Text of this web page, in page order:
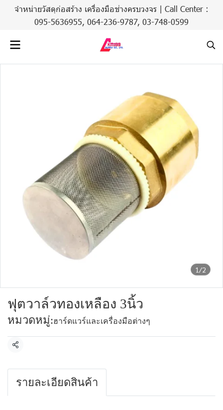
จำหน่ายวัสดุก่อสร้าง เครื่องมือช่างครบวงจร | Call Center :
095-5636955, 064-236-9787, 03-748-0599
1/2
ฟุตวาล์วทองเหลือง 3นิ้ว
หมวดหมู่:ฮาร์ดแวร์และเครื่องมือต่างๆ
แชร์
รายละเอียดสินค้า